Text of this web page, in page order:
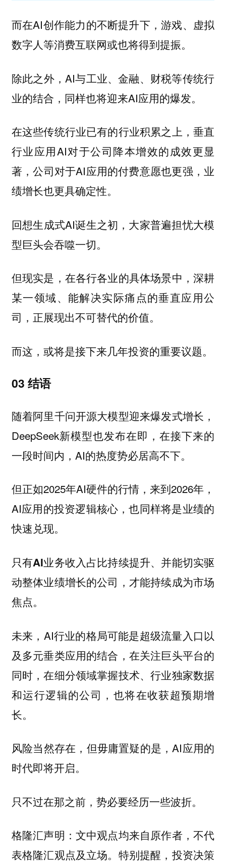
而在AI创作能力的不断提升下，游戏、虚拟
数字人等消费互联网或也将得到提振。
除此之外，AI与工业、金融、财税等传统行
业的结合，同样也将迎来AI应用的爆发。
在这些传统行业已有的行业积累之上，垂直
行业应用AI对于公司降本增效的成效更显
著，公司对于AI应用的付费意愿也更强，业
绩增长也更具确定性。
回想生成式AI诞生之初，大家普遍担忧大模
型巨头会吞噬一切。
但现实是，在各行各业的具体场景中，深耕
某一领域、能解决实际痛点的垂直应用公
司，正展现出不可替代的价值。
而这，或将是接下来几年投资的重要议题。
03 结语
随着阿里千问开源大模型迎来爆发式增长，
DeepSeek新模型也发布在即，在接下来的
一段时间内，AI的热度势必居高不下。
但正如2025年AI硬件的行情，来到2026年，
AI应用的投资逻辑核心，也同样将是业绩的
快速兑现。
只有AI业务收入占比持续提升、并能切实驱
动整体业绩增长的公司，才能持续成为市场
焦点。
未来，AI行业的格局可能是超级流量入口以
及多元垂类应用的结合，在关注巨头平台的
同时，在细分领域掌握技术、行业独家数据
和运行逻辑的公司，也将在收获超预期增
长。
风险当然存在，但毋庸置疑的是，AI应用的
时代即将开启。
只不过在那之前，势必要经历一些波折。
格隆汇声明：文中观点均来自原作者，不代
表格隆汇观点及立场。特别提醒，投资决策